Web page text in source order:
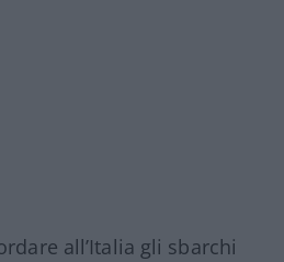
all’Italia gli sbarchi